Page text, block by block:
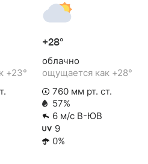
+23°
+28°
облачно
ощущается как +28°
760 мм рт. ст.
57%
6 м/с В-ЮВ
9
0%